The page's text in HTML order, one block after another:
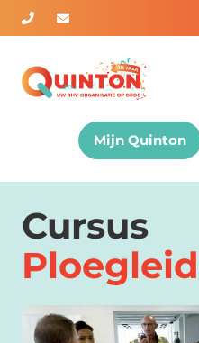
Mijn Quinton
Cursus